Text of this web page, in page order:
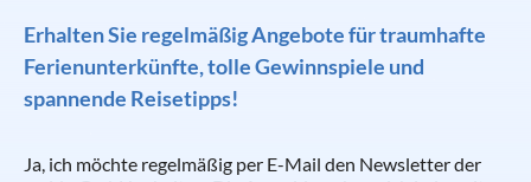
Erhalten Sie regelmäßig Angebote für traumhafte
Ferienunterkünfte, tolle Gewinnspiele und
spannende Reisetipps!
Ja, ich möchte regelmäßig per E-Mail den Newsletter der